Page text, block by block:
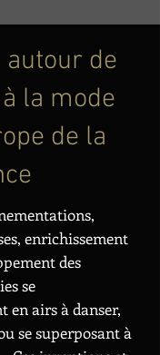
autour de
la mode
de la
enrichissement
des
se
en airs à danser,
se superposant à